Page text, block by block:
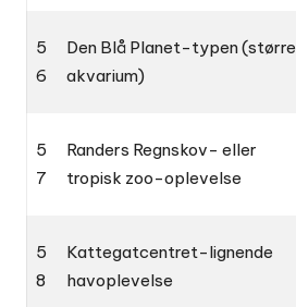
5
6
Den Blå Planet-typen (større
akvarium)
5
7
Randers Regnskov- eller
tropisk zoo-oplevelse
5
8
Kattegatcentret-lignende
havoplevelse